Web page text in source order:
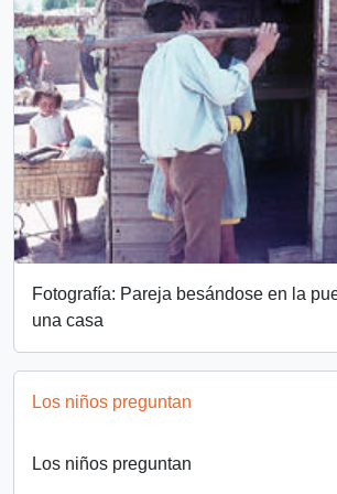
Fotografía: Pareja besándose en la
una casa
Los niños preguntan
Los niños preguntan